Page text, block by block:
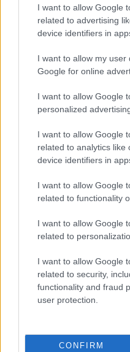
I want to allow Google
related to advertising
device identifiers in
I want to allow my user
Google for online
I want to allow Google
personalized
I want to allow Google
related to analytics like
device identifiers in
I want to allow Google
related to functionality
I want to allow Google
related to
I want to allow Google
related to security,
functionality and fraud
user protection.
CONFIRM
CHI SIAMO CONTATTI
OTTO
Iscritto al Registro degli
© Riproduzione Riservata –